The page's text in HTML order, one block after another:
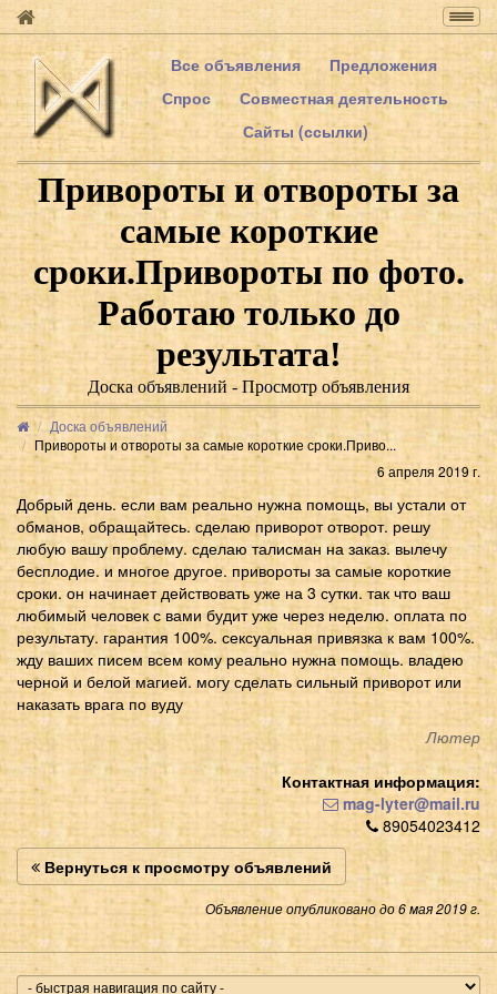
Все объявления
Предложения
Спрос
Совместная деятельность
Сайты (ссылки)
Привороты и отвороты за
самые короткие
сроки.Привороты по фото.
Работаю только до
результата!
Доска объявлений - Просмотр объявления
Доска объявлений
Привороты и отвороты за самые короткие сроки.Приво...
6 апреля 2019 г.
Добрый день. если вам реально нужна помощь, вы устали от
обманов, обращайтесь. сделаю приворот отворот. решу
любую вашу проблему. сделаю талисман на заказ. вылечу
бесплодие. и многое другое. привороты за самые короткие
сроки. он начинает действовать уже на 3 сутки. так что ваш
любимый человек с вами будит уже через неделю. оплата по
результату. гарантия 100%. сексуальная привязка к вам 100%.
жду ваших писем всем кому реально нужна помощь. владею
черной и белой магией. могу сделать сильный приворот или
наказать врага по вуду
Лютер
Контактная информация:
mag-lyter@mail.ru
89054023412
Вернуться к просмотру объявлений
Объявление опубликовано до 6 мая 2019 г.